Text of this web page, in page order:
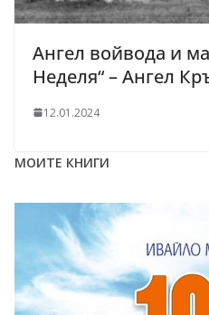
Ангел войвода и
Неделя“ – Ангел
12.01.2024
МОИТЕ КНИГИ